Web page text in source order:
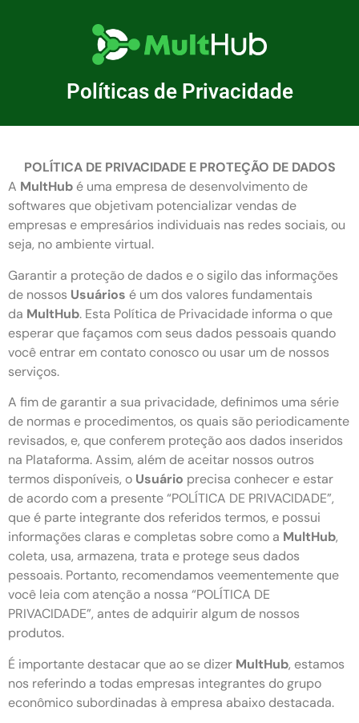
Políticas de Privacidade
POLÍTICA DE PRIVACIDADE E PROTEÇÃO DE DADOS
A MultHub é uma empresa de desenvolvimento de
softwares que objetivam potencializar vendas de
empresas e empresários individuais nas redes sociais, ou
seja, no ambiente virtual.
Garantir a proteção de dados e o sigilo das informações
de nossos Usuários é um dos valores fundamentais
da MultHub. Esta Política de Privacidade informa o que
esperar que façamos com seus dados pessoais quando
você entrar em contato conosco ou usar um de nossos
serviços.
A fim de garantir a sua privacidade, definimos uma série
de normas e procedimentos, os quais são periodicamente
revisados, e, que conferem proteção aos dados inseridos
na Plataforma. Assim, além de aceitar nossos outros
termos disponíveis, o Usuário precisa conhecer e estar
de acordo com a presente “POLÍTICA DE PRIVACIDADE”,
que é parte integrante dos referidos termos, e possui
informações claras e completas sobre como a MultHub,
coleta, usa, armazena, trata e protege seus dados
pessoais. Portanto, recomendamos veementemente que
você leia com atenção a nossa “POLÍTICA DE
PRIVACIDADE”, antes de adquirir algum de nossos
produtos.
É importante destacar que ao se dizer MultHub, estamos
nos referindo a todas empresas integrantes do grupo
econômico subordinadas à empresa abaixo destacada.